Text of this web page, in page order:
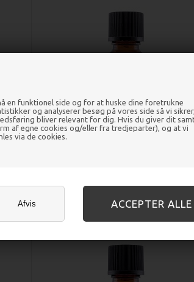
en funktionel side og for at huske dine foretrukne
og analyserer besøg på vores side så vi
bliver relevant for dig. Hvis du giver dit
af egne cookies og/eller fra tredjeparter), og at vi
via de cookies.
Afvis
Cajeputolie æterisk - 10 ml - Fischer Pure